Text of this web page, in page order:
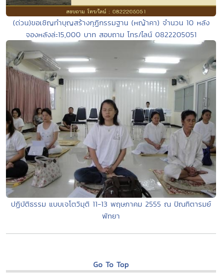
(ด่วน)ขอเชิญทำบุญสร้างกุฏิกรรมฐาน (หญ้าคา) จำนวน 10 หลัง
จองหลังล่ะ15,000 บาท สอบถาม โทร/ไลน์ 0822205051
ปฏิบัติธรรม แบบเจโตวิมุติ 11-13 พฤษภาคม 2555 ณ ปัณฑิตารมย์
พัทยา
Go To Top